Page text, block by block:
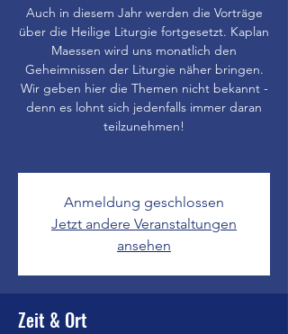
Auch in diesem Jahr werden die Vorträge
über die Heilige Liturgie fortgesetzt. Kaplan
Maessen wird uns monatlich den
Geheimnissen der Liturgie näher bringen.
Wir geben hier die Themen nicht bekannt -
denn es lohnt sich jedenfalls immer daran
teilzunehmen!
Anmeldung geschlossen
Jetzt andere Veranstaltungen
ansehen
Zeit & Ort